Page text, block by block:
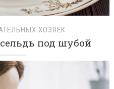
ХОЗЯЕК
под шубой